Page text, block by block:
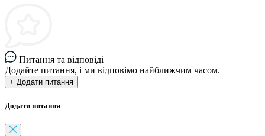
Питання та відповіді
Додайте питання, і ми відповімо найближчим часом.
+ Додати питання
Додати питання